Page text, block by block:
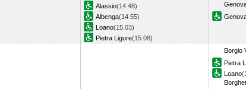
Alassio(14.48)
Albenga(14.55)
Loano(15.03)
Pietra Ligure(15.08)
Borgio
Pietra
Loano